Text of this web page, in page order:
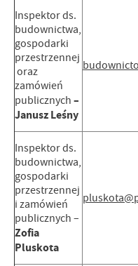
Inspektor ds.
budownictwa,
gospodarki
przestrzennej
oraz
zamówień
publicznych –
Janusz Leśny
Inspektor ds.
budownictwa,
gospodarki
przestrzennej
i zamówień
publicznych –
Zofia
Pluskota